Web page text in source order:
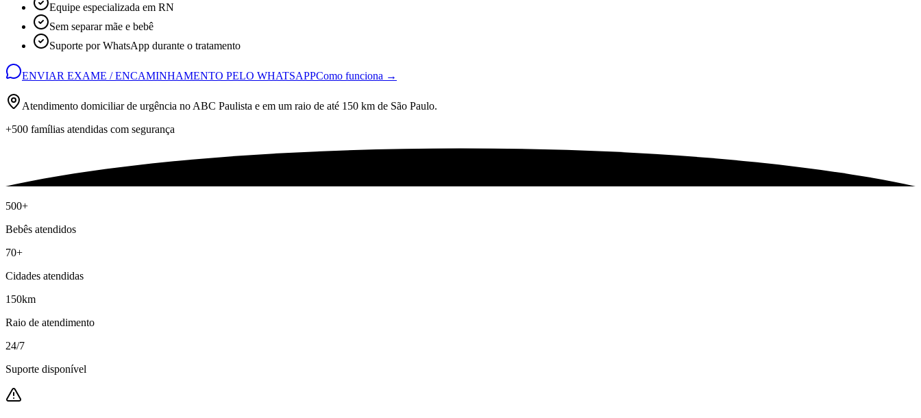
Equipe especializada em RN
Sem separar mãe e bebê
Suporte por WhatsApp durante o tratamento
ENVIAR EXAME / ENCAMINHAMENTO PELO WHATSAPPComo funciona →
Atendimento domiciliar de urgência no ABC Paulista e em um raio de até 150 km de São Paulo.
+500 famílias atendidas com segurança
500+
Bebês atendidos
70+
Cidades atendidas
150km
Raio de atendimento
24/7
Suporte disponível